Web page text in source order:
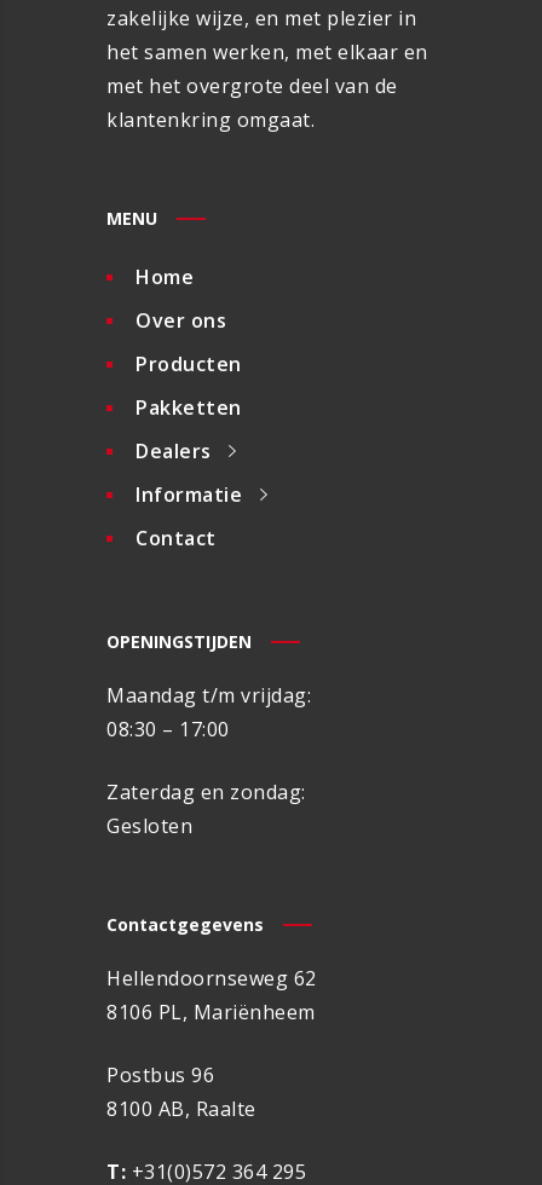
zakelijke wijze, en met plezier in
het samen werken, met elkaar en
met het overgrote deel van de
klantenkring omgaat.
MENU
Home
Over ons
Producten
Pakketten
Dealers
Informatie
Contact
OPENINGSTIJDEN
Maandag t/m vrijdag:
08:30 – 17:00
Zaterdag en zondag:
Gesloten
Contactgegevens
Hellendoornseweg 62
8106 PL, Mariënheem
Postbus 96
8100 AB, Raalte
T: +31(0)572 364 295